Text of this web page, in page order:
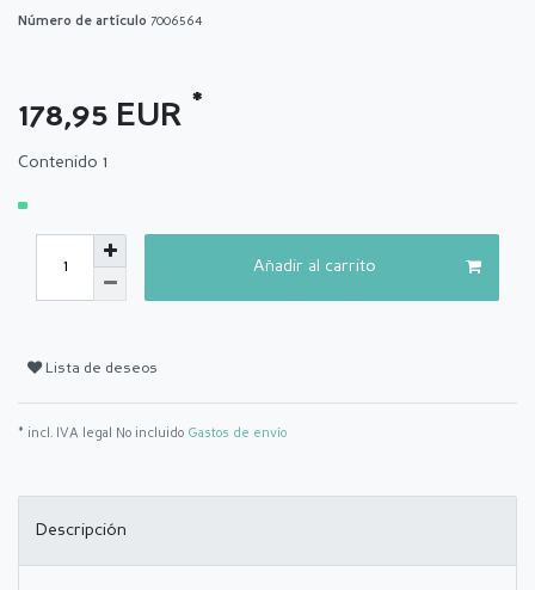
Número de artículo 7006564
178,95 EUR *
Contenido 1
Añadir al carrito
Lista de deseos
* incl. IVA legal No incluido Gastos de envío
Descripción